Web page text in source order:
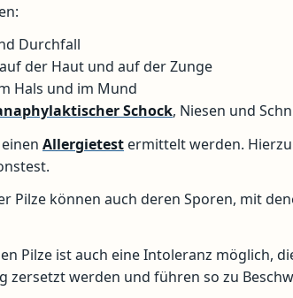
Durchfall
der Haut und auf der Zunge
Hals und im Mund
Schock, Niesen und
Allergietest ermittelt werden.
Pilze können auch deren Sporen, mit
Pilze ist auch eine Intoleranz möglich,
zersetzt werden und führen so zu